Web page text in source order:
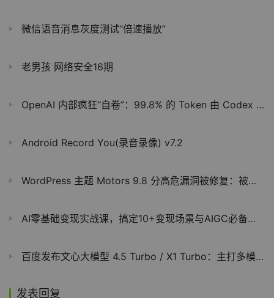
微信语音消息灰度测试“倍速播放”
老男孩 网络安全16期
OpenAI 内部疯狂“自卷”：99.8% 的 Token 由 Codex 生成，AI 已成绝对主力！
Android Record You(录音录像) v7.2
WordPress 主题 Motors 9.8 分高危漏洞被修复：被利用可完全控制网站
AI零基础变现实战课，搞定10+变现场景与AIGC必备技能
百度发布文心大模型 4.5 Turbo / X1 Turbo：主打多模态、强推理、低成本
发表回复